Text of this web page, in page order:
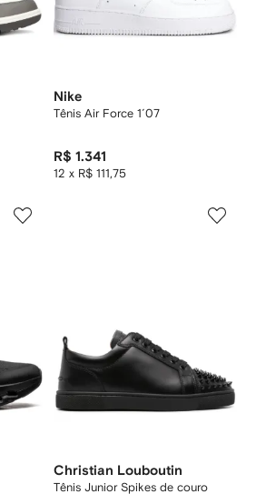
Nike
Tênis Air Force 1´07
R$ 1.341
12 x R$ 111,75
Christian Louboutin
Tênis Junior Spikes de couro